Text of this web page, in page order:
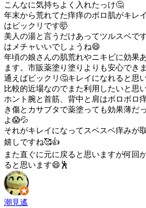
こんなに気持ちよく入れたっけ🤔
年末から荒れてた痒痒のボロ肌がキレ
はビックリです🤯
美人の湯と言うだけあってツルスベで
はメチャいいでしょうね😄
年頃の娘さんの肌荒れやニキビに効果
ます。市販薬塗り塗りよりも安心でき
通えばビックリ🤔キレイになれると思
比較的近場なのでまた利用したいと思
ホント腕と首筋、背中と肩はボロボロ
き傷とカサブタで薬塗っても効果薄だ
よ😱💦
それがキレイになってスベスベ痒みが
嬉しですね🥰👍
また直ぐに元に戻ると思いますが何回
ると思います😄🕺
潮見遙